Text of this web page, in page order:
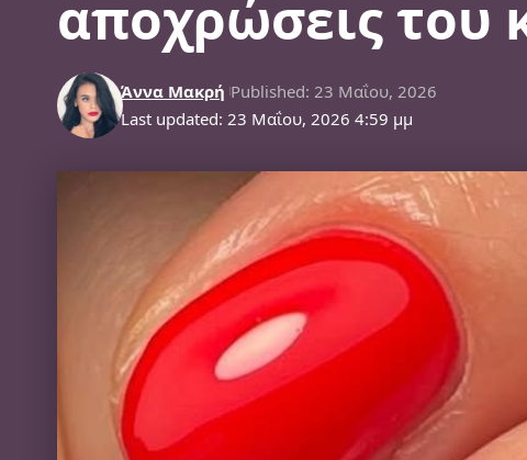
αποχρώσεις του
Last updated: 23 Μαΐου, 2026 4:59 μμ
Άννα Μακρή Published: 23 Μαΐου, 2026